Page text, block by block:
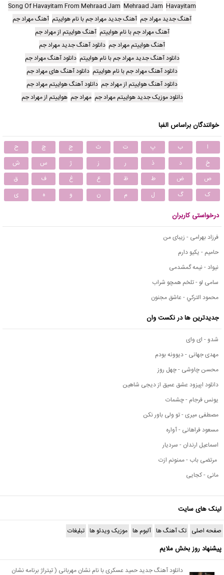
Havayitam
Mehraad Jam
Song Of Havayitam From Mehraad Jam
آهنگ جدید مهراد جم آهنگ جدید مهراد جم با نام هواییتم آهنگ مهراد جم
آهنگ مهراد جم با نام هواییتم آهنگ هواییتم از مهراد جم
آهنگ هواییتم مهراد جم دانلود آهنگ جدید مهراد جم
دانلود آهنگ جدید مهراد جم با نام هواییتم دانلود آهنگ مهراد جم
دانلود آهنگ مهراد جم با نام هواییتم دانلود آهنگ های مهراد جم
دانلود آهنگ هواییتم از مهراد جم دانلود آهنگ هواییتم مهراد جم
دانلود موزیک جدید هواییتم مهراد جم مهراد جم هواییتم از مهراد جم
خوانندگان براساس الفبا
ا ب پ ت ث ج چ
ح
خ
د ذ ر ز ژ س
ش
ص
ض ط ظ ع غ ف
ق
ک
گ ل م ن و ه ی
درخواستی کاربران
فرزاد بهرامی - زیبای من
حامیم - یکیو دارم
نیواد - نیمه گمشدمی
سامی لو - تلخم همچو شراب
محمود التركي - عاشق مجنون
جدیدترین ها در نکست وان
شدو - ای وای
مهدی جهانی - دیوونه بودم
محسن چاوشی - چهل روز
دانلود اپیزود عشق عمیق از دیجی شاهین
یونس فرجام - چشمات
مصطفی میری - تو ولی باور نکن
مسعود فراهانی - آواره
اسماعیل ارندان - سردیار
مرتضی باب - ممنونم ازت
مانی - کجایی
لینک های سایت
صفحه اصلی تک آهنگ ها آلبوم ها موزیک ویدئو ها تبلیغات
پیشنهاد روز بخش ملایم
دانلود آهنگ جدید حمید عسکری با نام نشان مهربانی ( تیتراژ برنامه نشان